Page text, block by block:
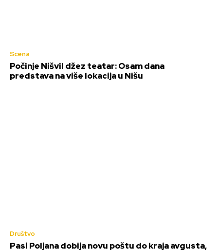
Scena
Počinje Nišvil džez teatar: Osam dana
predstava na više lokacija u Nišu
Društvo
Pasi Poljana dobija novu poštu do kraja avgusta,